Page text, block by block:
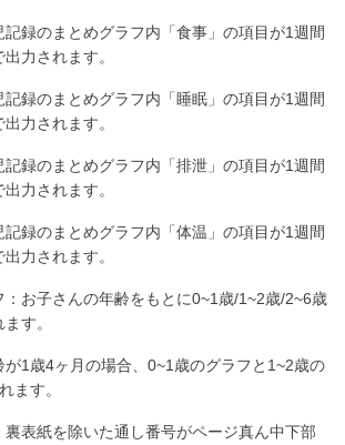
録のまとめグラフ内「食事」の項目が1週間
力されます。
録のまとめグラフ内「睡眠」の項目が1週間
力されます。
録のまとめグラフ内「排泄」の項目が1週間
力されます。
録のまとめグラフ内「体温」の項目が1週間
力されます。
お子さんの年齢をもとに0~1歳/1~2歳/2~6歳
す。
1歳4ヶ月の場合、0~1歳のグラフと1~2歳の
ます。
表紙を除いた通し番号がページ真ん中下部